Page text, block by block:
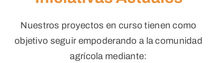
Nuestros proyectos en curso tienen como
objetivo seguir empoderando a la comunidad
agrícola mediante: